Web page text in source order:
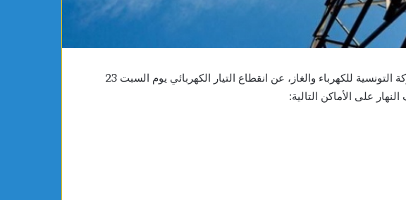
أعلنت مصالح إقليم صفاقس الجنوبية للشركة التونسية للكهرباء والغاز، عن انقطاع التيار الكهربائي يوم السبت 23